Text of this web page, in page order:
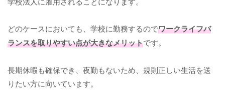
どのケースにおいても、学校に勤務するのでワークライフバ
ランスを取りやすい点が大きなメリットです。
長期休暇も確保でき、夜勤もないため、規則正しい生活を送
りたい方に向いています。